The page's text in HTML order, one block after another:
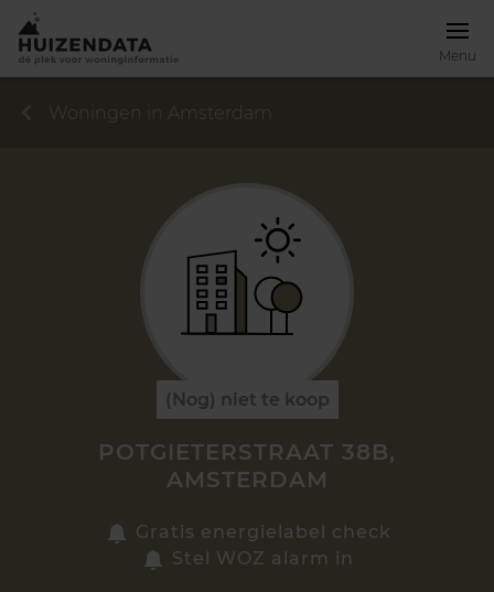
Menu
Woningen in Amsterdam
(Nog) niet te koop
POTGIETERSTRAAT 38B,
AMSTERDAM
Gratis energielabel check
Stel WOZ alarm in